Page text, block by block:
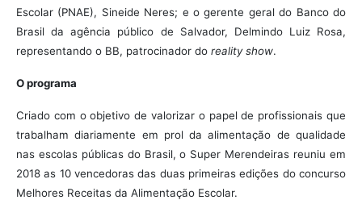
Escolar (PNAE), Sineide Neres; e o gerente geral do Banco do
Brasil da agência público de Salvador, Delmindo Luiz Rosa,
representando o BB, patrocinador do reality show.
O programa
Criado com o objetivo de valorizar o papel de profissionais que
trabalham diariamente em prol da alimentação de qualidade
nas escolas públicas do Brasil, o Super Merendeiras reuniu em
2018 as 10 vencedoras das duas primeiras edições do concurso
Melhores Receitas da Alimentação Escolar.